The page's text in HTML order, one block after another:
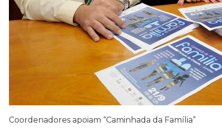
Coordenadores apoiam “Caminhada da Família”